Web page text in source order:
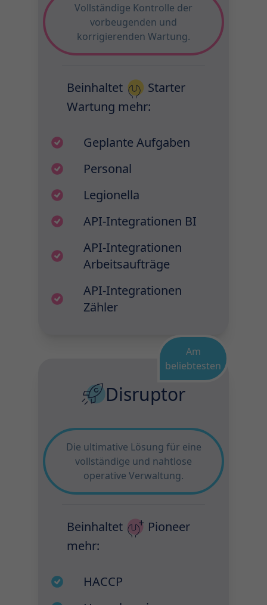
Vollständige Kontrolle der
vorbeugenden und
korrigierenden Wartung.
Beinhaltet
Starter
Wartung mehr:
Geplante Aufgaben
Personal
Legionella
API-Integrationen BI
API-Integrationen
Arbeitsaufträge
API-Integrationen
Zähler
Am
beliebtesten
Disruptor
Die ultimative Lösung für eine
vollständige und nahtlose
operative Verwaltung.
Beinhaltet
Pioneer
mehr:
HACCP